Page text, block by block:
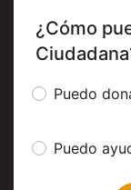
¿Cómo
Puedo
Puedo